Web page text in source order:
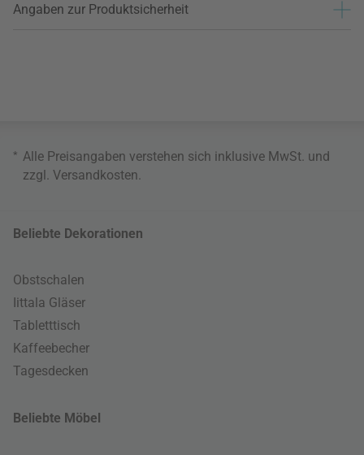
Angaben zur Produktsicherheit
* Alle Preisangaben verstehen sich inklusive MwSt. und
zzgl. Versandkosten
Beliebte Dekorationen
Obstschalen
Iittala Gläser
Tabletttisch
Kaffeebecher
Tagesdecken
Beliebte Möbel